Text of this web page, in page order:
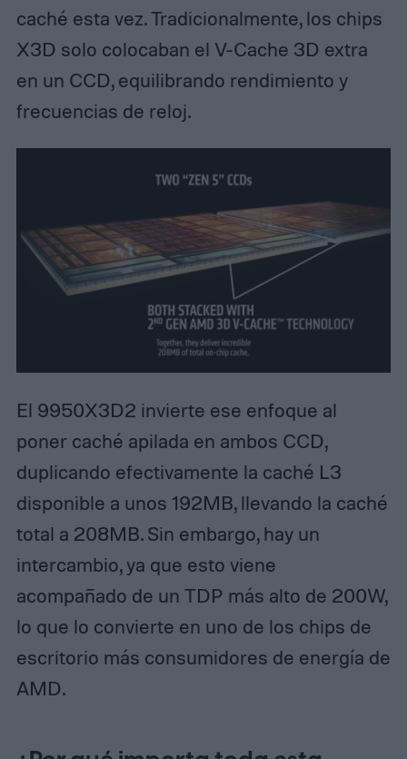
caché esta vez. Tradicionalmente, los chips
X3D solo colocaban el V-Cache 3D extra
en un CCD, equilibrando rendimiento y
frecuencias de reloj.
El 9950X3D2 invierte ese enfoque al
poner caché apilada en ambos CCD,
duplicando efectivamente la caché L3
disponible a unos 192MB, llevando la caché
total a 208MB. Sin embargo, hay un
intercambio, ya que esto viene
acompañado de un TDP más alto de 200W,
lo que lo convierte en uno de los chips de
escritorio más consumidores de energía de
AMD.